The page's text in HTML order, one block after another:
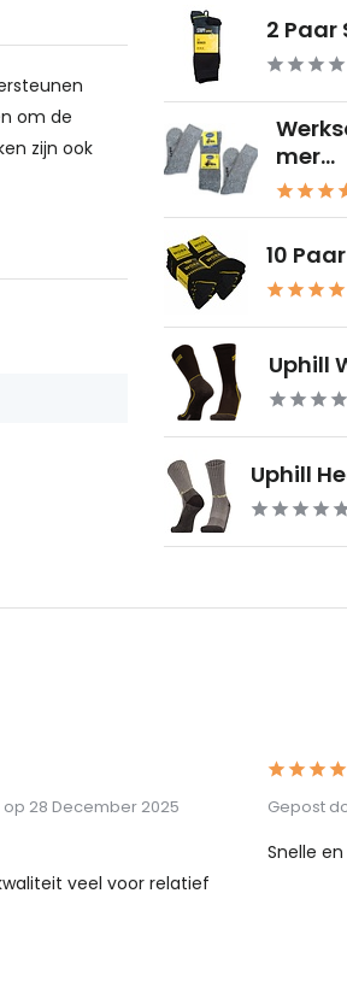
om de
zijn ook
2 Paar
mer...
10
Uphill
Uphill
op 28 December 2025
veel voor relatief
Gepost
Snelle